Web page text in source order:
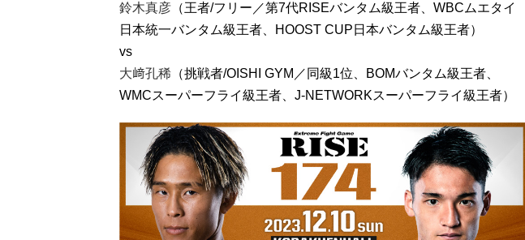
鈴木真彦 （王者/フリー／第7代RISEバンタム級王者、WBCムエタイ
日本統一バンタム級王者、HOOST CUP日本バンタム級王者）
vs
大﨑孔稀 （挑戦者/OISHI GYM／同級1位、BOMバンタム級王者、
WMCスーパーフライ級王者、J-NETWORKスーパーフライ級王者）